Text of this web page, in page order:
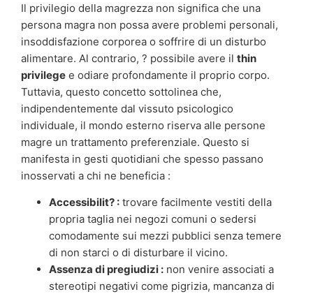
Il privilegio della magrezza non significa che una
persona magra non possa avere problemi personali,
insoddisfazione corporea o soffrire di un disturbo
alimentare. Al contrario, ? possibile avere il thin
privilege e odiare profondamente il proprio corpo.
Tuttavia, questo concetto sottolinea che,
indipendentemente dal vissuto psicologico
individuale, il mondo esterno riserva alle persone
magre un trattamento preferenziale. Questo si
manifesta in gesti quotidiani che spesso passano
inosservati a chi ne beneficia :
Accessibilit? : trovare facilmente vestiti della
propria taglia nei negozi comuni o sedersi
comodamente sui mezzi pubblici senza temere
di non starci o di disturbare il vicino.
Assenza di pregiudizi : non venire associati a
stereotipi negativi come pigrizia, mancanza di